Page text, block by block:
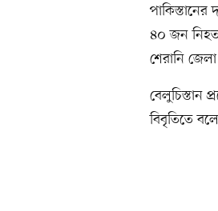
পাকিস্তানের
৪০ জন
শেরানি
বেলুচিস্তান
বিবৃতিতে